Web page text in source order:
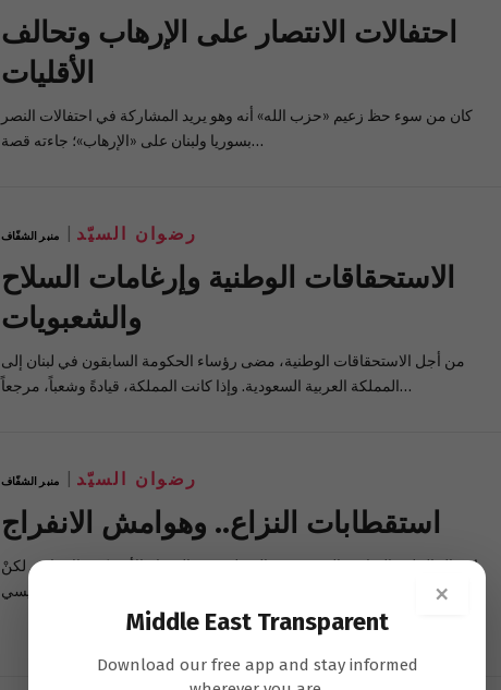
احتفالات الانتصار على الإرهاب وتحالف
الأقليات
كان من سوء حظ زعيم «حزب الله» أنه وهو يريد المشاركة في احتفالات النصر
بسوريا ولبنان على «الإرهاب»؛ جاءته قصة…
منبر الشفّاف رضوان السيّد
الاستحقاقات الوطنية وإرغامات السلاح
والشعبويات
من أجل الاستحقاقات الوطنية، مضى رؤساء الحكومة السابقون في لبنان إلى
المملكة العربية السعودية. وإذا كانت المملكة، قيادةً وشعباً، مرجعاً…
منبر الشفّاف رضوان السيّد
استقطابات النزاع.. وهوامش الانفراج
لا يزال الملف النزاعي الرئيس في المنطقة، هو الصراع الأميركي- الإيراني. لكنْ
×
Middle East Transparent
Download our free app and stay informed